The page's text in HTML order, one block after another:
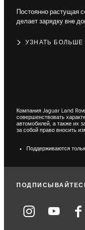
Постоянно растущая
делает зарядку вне
УЗНАТЬ БОЛЬШЕ
Компания Jaguar Land
совершенствовать
автомобилей, а также их
за собой право вносить
Поддерживаются